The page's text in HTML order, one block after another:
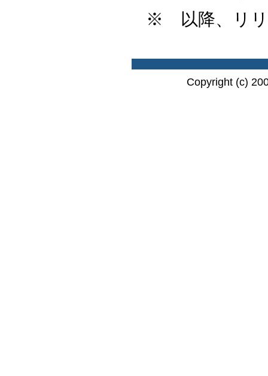
※ 以降、リリ
Copyright (c)